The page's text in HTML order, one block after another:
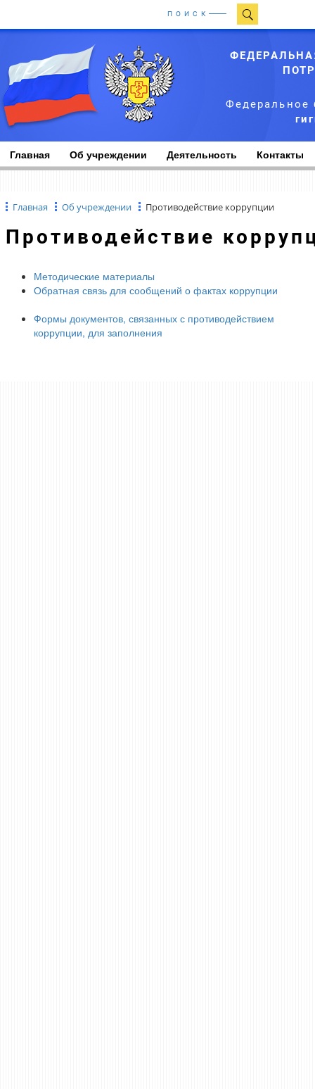
ПОИСК
Федеральное
Главная Об учреждении Деятельность Контакты
Главная Об учреждении Противодействие коррупции
Противодействие
Методические материалы
Обратная связь для сообщений о фактах коррупции
Формы документов, связанных с противодействием
коррупции, для заполнения